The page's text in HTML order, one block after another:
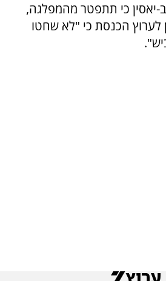
יאסין כי תתפטר מהמפלגה,
בריאיון לערוץ הכנסת כי "לא שחטו